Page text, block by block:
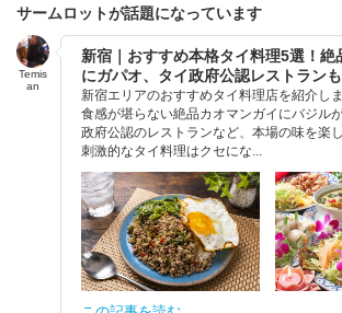
サームロットが話題になっています
Temis
an
新宿｜おすすめ本格タイ料理5選！絶
にガパオ、タイ政府公認レストランも
新宿エリアのおすすめタイ料理店を紹介し
食感が堪らない絶品カオマンガイにバジル
政府公認のレストランなど、本場の味を楽
刺激的なタイ料理はクセにな...